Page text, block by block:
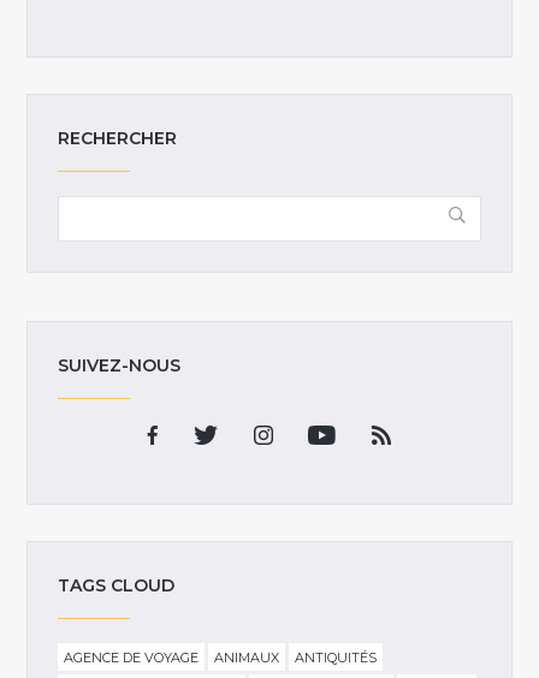
RECHERCHER
SUIVEZ-NOUS
TAGS CLOUD
AGENCE DE VOYAGE ANIMAUX
ANTIQUITÉS